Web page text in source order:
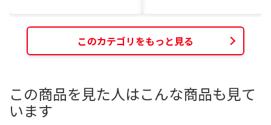
このカテゴリをもっと見る
この商品を見た人はこんな商品も見て
います